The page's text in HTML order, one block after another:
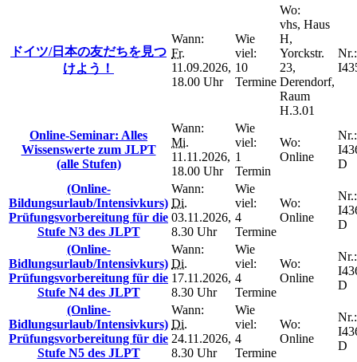
ドイツ/日本の友だちを見つ
けよう！
Wann:
Fr.
11.09.2026,
18.00 Uhr
Wie
viel:
10
Termine
Wo:
vhs, Haus
H,
Yorckstr.
23,
Derendorf,
Raum
H.3.01
Nr.:
Online-Seminar: Alles
Wissenswerte zum JLPT
(alle Stufen)
Wann:
Mi.
11.11.2026,
18.00 Uhr
Wie
viel:
1
Termin
Wo:
Online
Nr.:
D
(Online-
Bildungsurlaub/Intensivkurs)
Prüfungsvorbereitung für die
Stufe N3 des JLPT
Wann:
Di.
03.11.2026,
8.30 Uhr
Wie
viel:
4
Termine
Wo:
Online
Nr.:
D
(Online-
Bidlungsurlaub/Intensivkurs)
Prüfungsvorbereitung für die
Stufe N4 des JLPT
Wann:
Di.
17.11.2026,
8.30 Uhr
Wie
viel:
4
Termine
Wo:
Online
Nr.:
D
(Online-
Bidlungsurlaub/Intensivkurs)
Prüfungsvorbereitung für die
Stufe N5 des JLPT
Wann:
Di.
24.11.2026,
8.30 Uhr
Wie
viel:
4
Termine
Wo:
Online
Nr.:
D